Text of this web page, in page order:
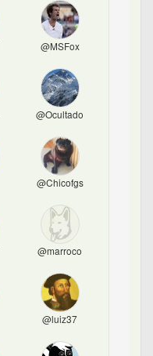
@MSFox
@Ocultado
@Chicofgs
@marroco
@luiz37